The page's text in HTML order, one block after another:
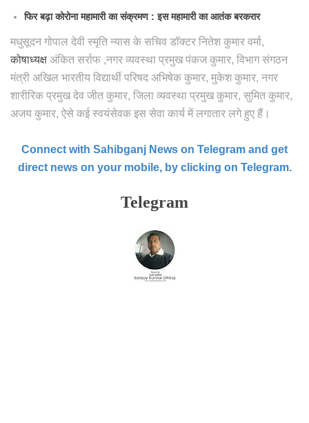
फिर बढ़ा कोरोना महामारी का संक्रमण : इस महामारी का आतंक बरकरार
मधुसूदन गोपाल देवी स्मृति न्यास के सचिव डॉक्टर नितेश कुमार वर्मा,
कोषाध्यक्ष अंकित सर्राफ ,नगर व्यवस्था प्रमुख पंकज कुमार, विभाग संगठन
मंत्री अखिल भारतीय विद्यार्थी परिषद अभिषेक कुमार, मुकेश कुमार, नगर
शारीरिक प्रमुख देव जीत कुमार, जिला व्यवस्था प्रमुख कुमार, सुमित कुमार,
अजय कुमार, ऐसे कई स्वयंसेवक इस सेवा कार्य में लगातार लगे हुए हैं।
Connect with Sahibganj News on Telegram and get
direct news on your mobile, by clicking on Telegram.
Telegram